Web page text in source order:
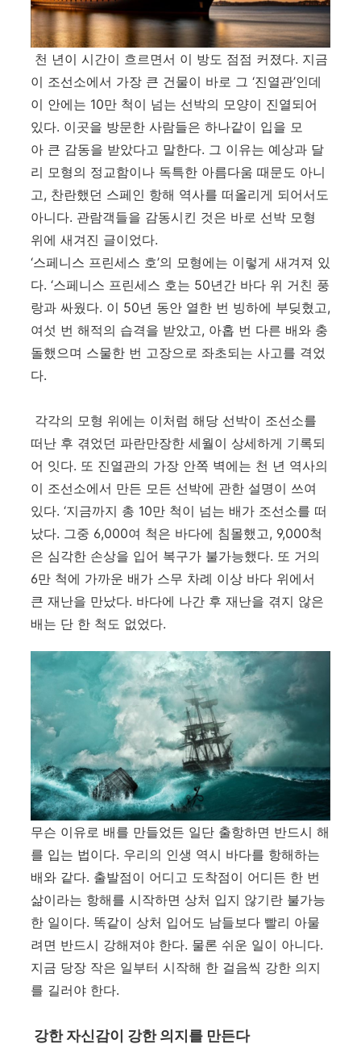
천 년이 시간이 흐르면서 이 방도 점점 커졌다. 지금
이 조선소에서 가장 큰 건물이 바로 그 ‘진열관’인데
이 안에는 10만 척이 넘는 선박의 모양이 진열되어
있다. 이곳을 방문한 사람들은 하나같이 입을 모
아 큰 감동을 받았다고 말한다. 그 이유는 예상과 달
리 모형의 정교함이나 독특한 아름다움 때문도 아니
고, 찬란했던 스페인 항해 역사를 떠올리게 되어서도
아니다. 관람객들을 감동시킨 것은 바로 선박 모형
위에 새겨진 글이었다.
‘스페니스 프린세스 호’의 모형에는 이렇게 새겨져 있
다. ‘스페니스 프린세스 호는 50년간 바다 위 거친 풍
랑과 싸웠다. 이 50년 동안 열한 번 빙하에 부딪혔고,
여섯 번 해적의 습격을 받았고, 아홉 번 다른 배와 충
돌했으며 스물한 번 고장으로 좌초되는 사고를 격었
다.
각각의 모형 위에는 이처럼 해당 선박이 조선소를
떠난 후 겪었던 파란만장한 세월이 상세하게 기록되
어 잇다. 또 진열관의 가장 안쪽 벽에는 천 년 역사의
이 조선소에서 만든 모든 선박에 관한 설명이 쓰여
있다. ‘지금까지 총 10만 척이 넘는 배가 조선소를 떠
났다. 그중 6,000여 척은 바다에 침몰했고, 9,000척
은 심각한 손상을 입어 복구가 불가능했다. 또 거의
6만 척에 가까운 배가 스무 차례 이상 바다 위에서
큰 재난을 만났다. 바다에 나간 후 재난을 겪지 않은
배는 단 한 척도 없었다.
무슨 이유로 배를 만들었든 일단 출항하면 반드시 해
를 입는 법이다. 우리의 인생 역시 바다를 항해하는
배와 같다. 출발점이 어디고 도착점이 어디든 한 번
삶이라는 항해를 시작하면 상처 입지 않기란 불가능
한 일이다. 똑같이 상처 입어도 남들보다 빨리 아물
려면 반드시 강해져야 한다. 물론 쉬운 일이 아니다.
지금 당장 작은 일부터 시작해 한 걸음씩 강한 의지
를 길러야 한다.
강한 자신감이 강한 의지를 만든다